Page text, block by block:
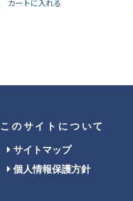
カートに入れる
このサイトについて
サイトマップ
個人情報保護方針